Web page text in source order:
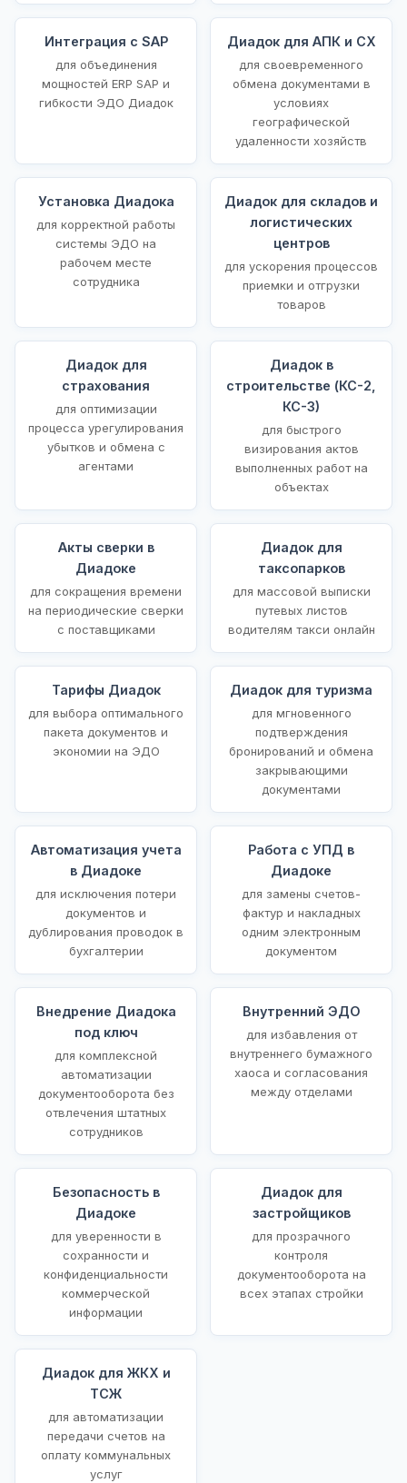
Интеграция с SAP
для объединения
мощностей ERP SAP и
гибкости ЭДО Диадок
Диадок для АПК и СХ
для своевременного
обмена документами в
условиях
географической
удаленности хозяйств
Установка Диадока
для корректной работы
системы ЭДО на
рабочем месте
сотрудника
Диадок для складов и
логистических
центров
для ускорения процессов
приемки и отгрузки
товаров
Диадок для
страхования
для оптимизации
процесса урегулирования
убытков и обмена с
агентами
Диадок в
строительстве (КС-2,
КС-3)
для быстрого
визирования актов
выполненных работ на
объектах
Акты сверки в
Диадоке
для сокращения времени
на периодические сверки
с поставщиками
Диадок для
таксопарков
для массовой выписки
путевых листов
водителям такси онлайн
Тарифы Диадок
для выбора оптимального
пакета документов и
экономии на ЭДО
Диадок для туризма
для мгновенного
подтверждения
бронирований и обмена
закрывающими
документами
Автоматизация учета
в Диадоке
для исключения потери
документов и
дублирования проводок в
бухгалтерии
Работа с УПД в
Диадоке
для замены счетов-
фактур и накладных
одним электронным
документом
Внедрение Диадока
под ключ
для комплексной
автоматизации
документооборота без
отвлечения штатных
сотрудников
Внутренний ЭДО
для избавления от
внутреннего бумажного
хаоса и согласования
между отделами
Безопасность в
Диадоке
для уверенности в
сохранности и
конфиденциальности
коммерческой
информации
Диадок для
застройщиков
для прозрачного
контроля
документооборота на
всех этапах стройки
Диадок для ЖКХ и
ТСЖ
для автоматизации
передачи счетов на
оплату коммунальных
услуг